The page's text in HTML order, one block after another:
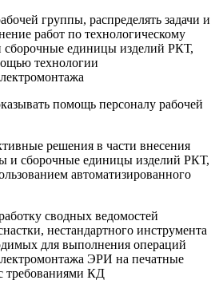
группы, распределять задачи и
работ по технологическому
единицы изделий РКТ,
технологии
помощь персоналу рабочей
решения в части внесения
и сборочные единицы изделий РКТ,
автоматизированного
сводных ведомостей
нестандартного инструмента
для выполнения операций
ЭРИ на печатные
требованиями КД